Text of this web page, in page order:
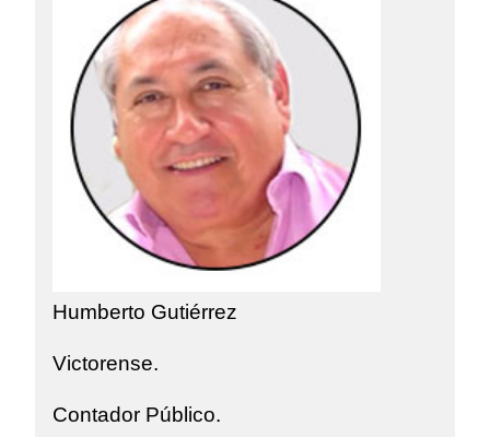
Humberto Gutiérrez
Victorense.
Contador Público.